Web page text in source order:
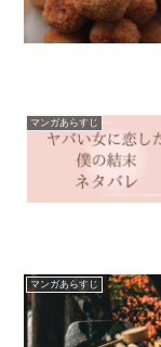
マンガあらすじ
マンガあらすじ